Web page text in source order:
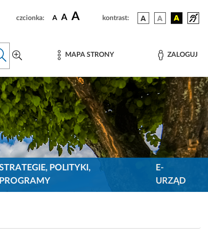
czcionka: A A A kontrast:
MAPA STRONY ZALOGUJ
POLITYKI,
PROGRAMY
E-
URZĄD